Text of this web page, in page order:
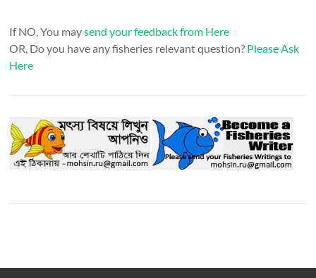
If NO, You maysend your feedback from Here
OR, Do you have any fisheries relevant question? Please Ask
Here